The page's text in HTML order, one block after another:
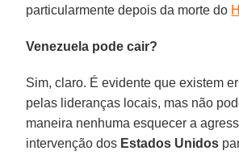
particularmente depois da morte do
Venezuela pode cair?
Sim, claro. É evidente que existem
pelas lideranças locais, mas não
maneira nenhuma esquecer a
intervenção dos Estados Unidos